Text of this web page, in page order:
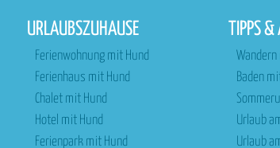
URLAUBSZUHAUSE
Ferienwohnung mit Hund
Ferienhaus mit Hund
Chalet mit Hund
Hotel mit Hund
Ferienpark mit Hund
TIPPS
Baden
Urlaub
Urlaub